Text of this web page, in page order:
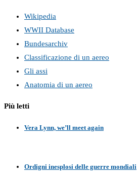
Wikipedia
WWII Database
Bundesarchiv
Classificazione di un aereo
Gli assi
Anatomia di un aereo
Più letti
Vera Lynn, we’ll meet again
Ordigni inesplosi delle guerre mondiali